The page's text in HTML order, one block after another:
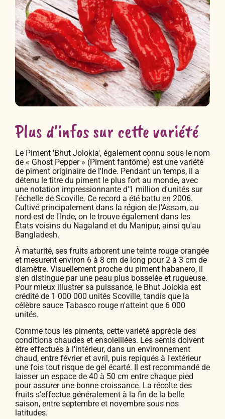
Plus d'infos sur cette variété
Le Piment 'Bhut Jolokia', également connu sous le nom
de « Ghost Pepper » (Piment fantôme) est une variété
de piment originaire de l'Inde. Pendant un temps, il a
détenu le titre du piment le plus fort au monde, avec
une notation impressionnante d'1 million d'unités sur
l'échelle de Scoville. Ce record a été battu en 2006.
Cultivé principalement dans la région de l'Assam, au
nord-est de l'Inde, on le trouve également dans les
États voisins du Nagaland et du Manipur, ainsi qu'au
Bangladesh.
À maturité, ses fruits arborent une teinte rouge orangée
et mesurent environ 6 à 8 cm de long pour 2 à 3 cm de
diamètre. Visuellement proche du piment habanero, il
s'en distingue par une peau plus bosselée et rugueuse.
Pour mieux illustrer sa puissance, le Bhut Jolokia est
crédité de 1 000 000 unités Scoville, tandis que la
célèbre sauce Tabasco rouge n'atteint que 6 000
unités.
Comme tous les piments, cette variété apprécie des
conditions chaudes et ensoleillées. Les semis doivent
être effectués à l'intérieur, dans un environnement
chaud, entre février et avril, puis repiqués à l'extérieur
une fois tout risque de gel écarté. Il est recommandé de
laisser un espace de 40 à 50 cm entre chaque pied
pour assurer une bonne croissance. La récolte des
fruits s'effectue généralement à la fin de la belle
saison, entre septembre et novembre sous nos
latitudes.